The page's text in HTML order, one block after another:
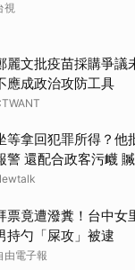
視
麗文批疫苗採購爭
應成政治攻防工具
等拿回犯罪所得？他
警 還配合政客污衊
票竟遭潑糞！台中女
持勺「屎攻」被逮
由電子報